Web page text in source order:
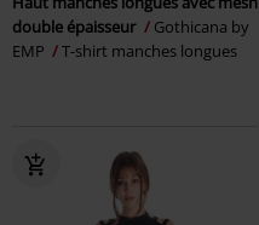
double épaisseur
Gothicana by
EMP
T-shirt manches longues